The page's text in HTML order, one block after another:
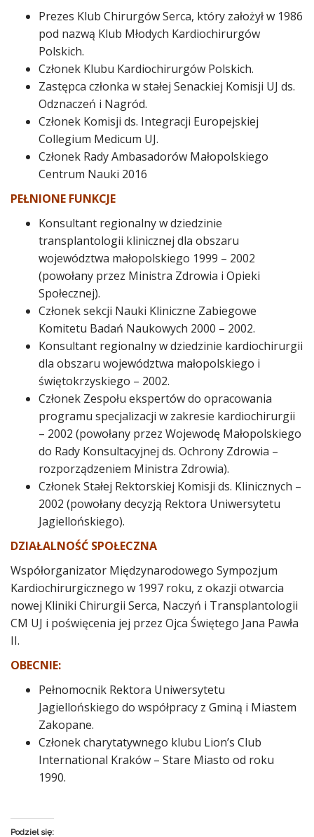
Prezes Klub Chirurgów Serca, który założył w 1986
pod nazwą Klub Młodych Kardiochirurgów
Polskich.
Członek Klubu Kardiochirurgów Polskich.
Zastępca członka w stałej Senackiej Komisji UJ ds.
Odznaczeń i Nagród.
Członek Komisji ds. Integracji Europejskiej
Collegium Medicum UJ.
Członek Rady Ambasadorów Małopolskiego
Centrum Nauki 2016
PEŁNIONE FUNKCJE
Konsultant regionalny w dziedzinie
transplantologii klinicznej dla obszaru
województwa małopolskiego 1999 – 2002
(powołany przez Ministra Zdrowia i Opieki
Społecznej).
Członek sekcji Nauki Kliniczne Zabiegowe
Komitetu Badań Naukowych 2000 – 2002.
Konsultant regionalny w dziedzinie kardiochirurgii
dla obszaru województwa małopolskiego i
świętokrzyskiego – 2002.
Członek Zespołu ekspertów do opracowania
programu specjalizacji w zakresie kardiochirurgii
– 2002 (powołany przez Wojewodę Małopolskiego
do Rady Konsultacyjnej ds. Ochrony Zdrowia –
rozporządzeniem Ministra Zdrowia).
Członek Stałej Rektorskiej Komisji ds. Klinicznych –
2002 (powołany decyzją Rektora Uniwersytetu
Jagiellońskiego).
DZIAŁALNOŚĆ SPOŁECZNA
Współorganizator Międzynarodowego Sympozjum
Kardiochirurgicznego w 1997 roku, z okazji otwarcia
nowej Kliniki Chirurgii Serca, Naczyń i Transplantologii
CM UJ i poświęcenia jej przez Ojca Świętego Jana Pawła
II.
OBECNIE:
Pełnomocnik Rektora Uniwersytetu
Jagiellońskiego do współpracy z Gminą i Miastem
Zakopane.
Członek charytatywnego klubu Lion’s Club
International Kraków – Stare Miasto od roku
1990.
Podziel się: